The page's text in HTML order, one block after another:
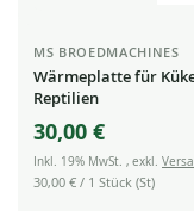
MS BROEDMACHINES
Wärmeplatte für
Reptilien
30,00 €
Inkl. 19% MwSt. , exkl.
30,00 € / 1 Stück (St)